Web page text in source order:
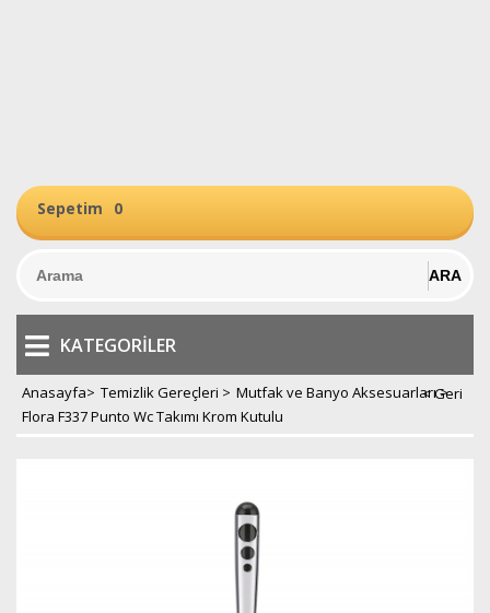
Sepetim 0
KATEGORILER
Anasayfa> Temizlik Gereçleri > Mutfak ve Banyo Aksesuarları>
Flora F337 Punto Wc Takımı Krom Kutulu